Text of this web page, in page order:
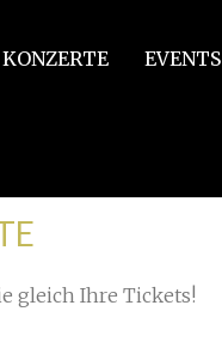
KONZERTE EVENTS
gleich Ihre Tickets!